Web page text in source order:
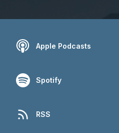
Apple Podcasts
Spotify
RSS